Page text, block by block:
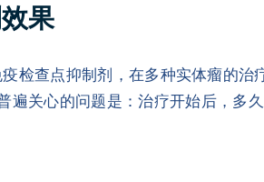
果
检查点抑制剂，在多种实体瘤的
遍关心的问题是：治疗开始后，多